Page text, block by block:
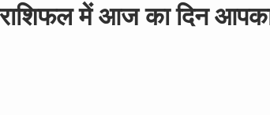
राशिफल में आज का दिन